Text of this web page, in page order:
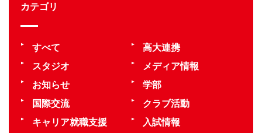
カテゴリ
すべて
高大連携
スタジオ
メディア情報
お知らせ
学部
国際交流
クラブ活動
キャリア就職支援
入試情報